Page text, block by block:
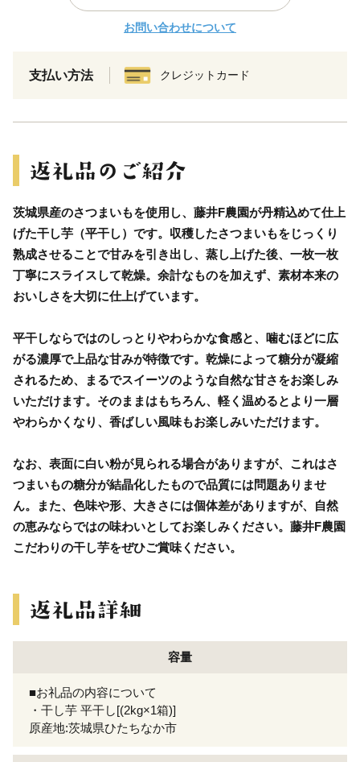
お問い合わせについて
支払い方法 クレジットカード
茨城県産のさつまいもを使用し、藤井F農園が丹精込めて仕上
げた干し芋（平干し）です。収穫したさつまいもをじっくり
熟成させることで甘みを引き出し、蒸し上げた後、一枚一枚
丁寧にスライスして乾燥。余計なものを加えず、素材本来の
おいしさを大切に仕上げています。
平干しならではのしっとりやわらかな食感と、噛むほどに広
がる濃厚で上品な甘みが特徴です。乾燥によって糖分が凝縮
されるため、まるでスイーツのような自然な甘さをお楽しみ
いただけます。そのままはもちろん、軽く温めるとより一層
やわらかくなり、香ばしい風味もお楽しみいただけます。
なお、表面に白い粉が見られる場合がありますが、これはさ
つまいもの糖分が結晶化したもので品質には問題ありませ
ん。また、色味や形、大きさには個体差がありますが、自然
の恵みならではの味わいとしてお楽しみください。藤井F農園
こだわりの干し芋をぜひご賞味ください。
容量
■お礼品の内容について
・干し芋 平干し[(2kg×1箱)]
原産地:茨城県ひたちなか市